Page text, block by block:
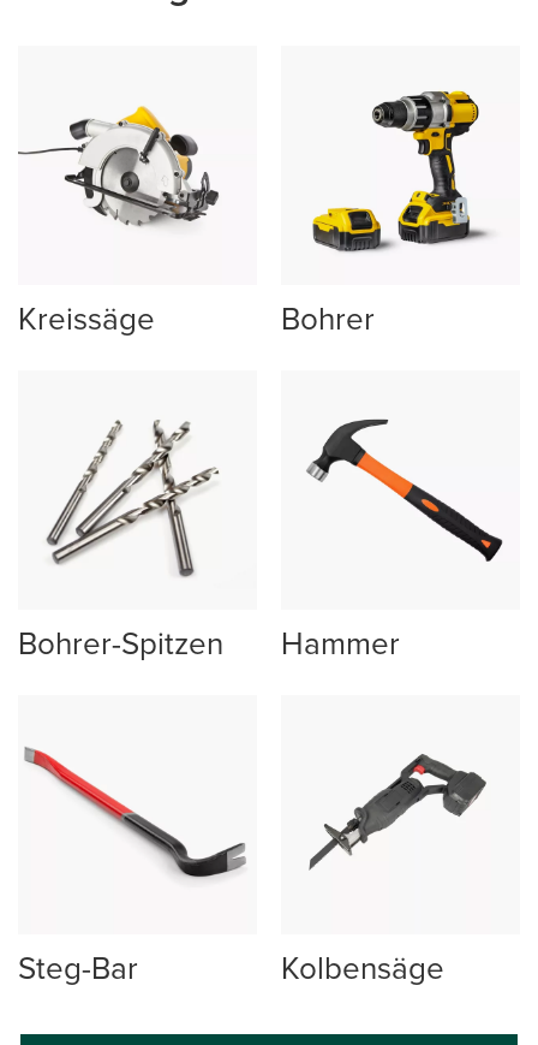
Kreissäge Bohrer
Bohrer-Spitzen Hammer
Steg-Bar Kolbensäge